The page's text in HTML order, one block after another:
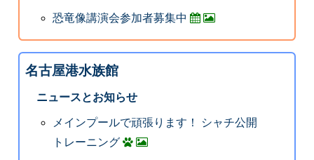
恐竜像講演会参加者募集中
名古屋港水族館
ニュースとお知らせ
メインプールで頑張ります！ シャチ公開
トレーニング